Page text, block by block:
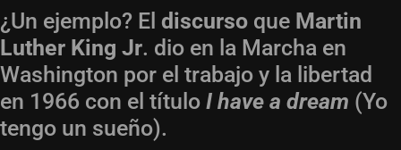
¿Un ejemplo? El discurso que Martin
Luther King Jr. dio en la Marcha en
Washington por el trabajo y la libertad
en 1966 con el título I have a dream (Yo
tengo un sueño).